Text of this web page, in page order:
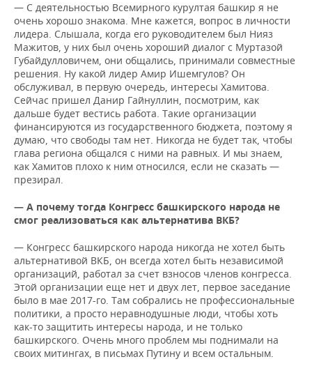
— С деятельностью Всемирного курултая башкир я не
очень хорошо знакома. Мне кажется, вопрос в личности
лидера. Слышала, когда его руководителем был Нияз
Мажитов, у них был очень хороший диалог с Муртазой
Губайдулловичем, они общались, принимали совместные
решения. Ну какой лидер Амир Ишемгулов? Он
обслуживал, в первую очередь, интересы Хамитова.
Сейчас пришел Данир Гайнуллин, посмотрим, как
дальше будет вестись работа. Такие организации
финансируются из государственного бюджета, поэтому я
думаю, что свободы там нет. Никогда не будет так, чтобы
глава региона общался с ними на равных. И мы знаем,
как Хамитов плохо к ним относился, если не сказать —
презирал.
— А почему тогда Конгресс башкирского народа не
смог реализоваться как альтернатива ВКБ?
— Конгресс башкирского народа никогда не хотел быть
альтернативой ВКБ, он всегда хотел быть независимой
организаций, работал за счет взносов членов конгресса.
Этой организации еще нет и двух лет, первое заседание
было в мае 2017-го. Там собрались не профессиональные
политики, а просто неравнодушные люди, чтобы хоть
как-то защитить интересы народа, и не только
башкирского. Очень много проблем мы поднимали на
своих митингах, в письмах Путину и всем остальным.